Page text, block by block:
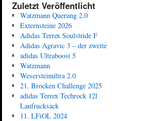
Zuletzt Veröffentlicht
Watzmann Querung 2.0
Externsteine 2026
Adidas Terrex Soulstride F
Adidas Agravic 3 – der zweite
adidas Ultraboost 5
Watzmann
Wesersteinultra 2.0
21. Brocken Challenge 2025
adidas Terrex Techrock 12l
Laufrucksack
11. LFiOL 2024